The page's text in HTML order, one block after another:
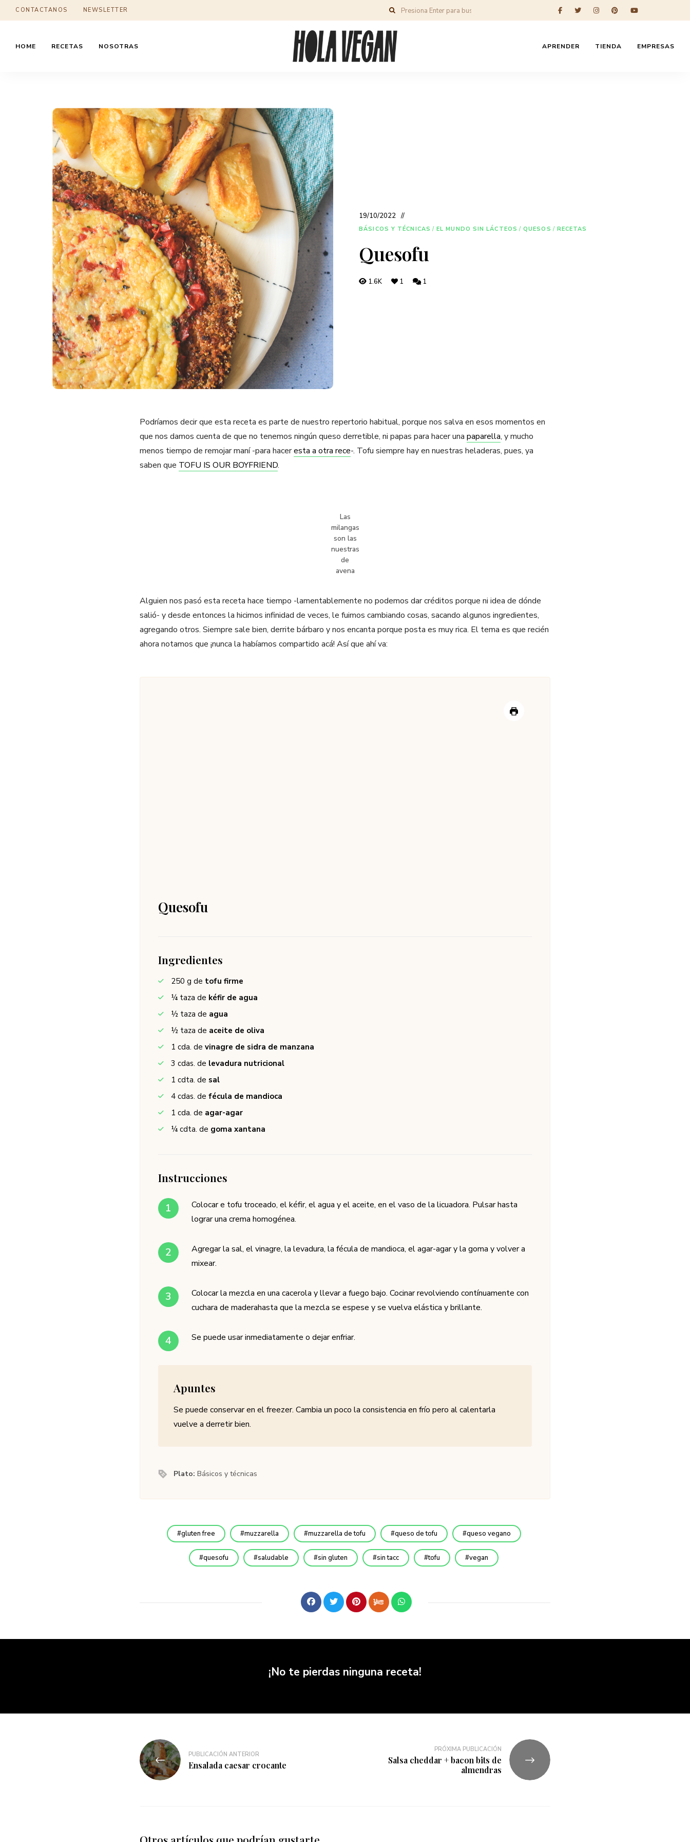
CONTACTANOS NEWSLETTER
HOME RECETAS NOSOTRAS APRENDER TIENDA EMPRESAS
19/10/2022
BÁSICOS Y TÉCNICAS / EL MUNDO SIN LÁCTEOS / QUESOS / RECETAS
Quesofu
1.6K 1 1
Podríamos decir que esta receta es parte de nuestro repertorio habitual, porque nos salva en esos momentos en
que nos damos cuenta de que no tenemos ningún queso derretible, ni papas para hacer una paparella, y mucho
menos tiempo de remojar maní -para haceresta a otra rece-. Tofu siempre hay en nuestras heladeras, pues, ya
saben que TOFU IS OUR BOYFRIEND.
Las
milangas
son las
nuestras
de
avena
Alguien nos pasó esta receta hace tiempo -lamentablemente no podemos dar créditos porque ni idea de dónde
salió- y desde entonces la hicimos infinidad de veces, le fuimos cambiando cosas, sacando algunos ingredientes,
agregando otros. Siempre sale bien, derrite bárbaro y nos encanta porque posta es muy rica. El tema es que recién
ahora notamos que ¡nunca la habíamos compartido acá! Así que ahí va:
Quesofu
Ingredientes
250 g de tofu firme
¼ taza de kéfir de agua
½ taza de agua
½ taza de aceite de oliva
1 cda. de vinagre de sidra de manzana
3 cdas. de levadura nutricional
1 cdta. de sal
4 cdas. de fécula de mandioca
1 cda. de agar-agar
¼ cdta. de goma xantana
Instrucciones
Colocar e tofu troceado, el kéfir, el agua y el aceite, en el vaso de la licuadora. Pulsar hasta
lograr una crema homogénea.
Agregar la sal, el vinagre, la levadura, la fécula de mandioca, el agar-agar y la goma y volver a
mixear.
Colocar la mezcla en una cacerola y llevar a fuego bajo. Cocinar revolviendo contínuamente con
cuchara de maderahasta que la mezcla se espese y se vuelva elástica y brillante.
Se puede usar inmediatamente o dejar enfriar.
Apuntes
Se puede conservar en el freezer. Cambia un poco la consistencia en frío pero al calentarla
vuelve a derretir bien.
Plato:Básicos y técnicas
gluten free muzzarella muzzarella de tofu queso de tofu queso vegano
quesofu saludable sin gluten sin tacc tofu vegan
¡No te pierdas ninguna receta!
PUBLICACIÓN ANTERIOR
Ensalada caesar crocante
PRÓXIMA PUBLICACIÓN
Salsa cheddar + bacon bits de
almendras